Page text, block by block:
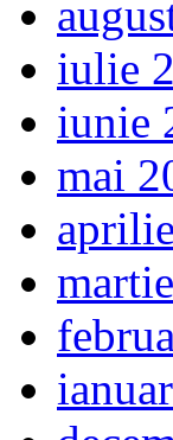
iulie
iunie
mai